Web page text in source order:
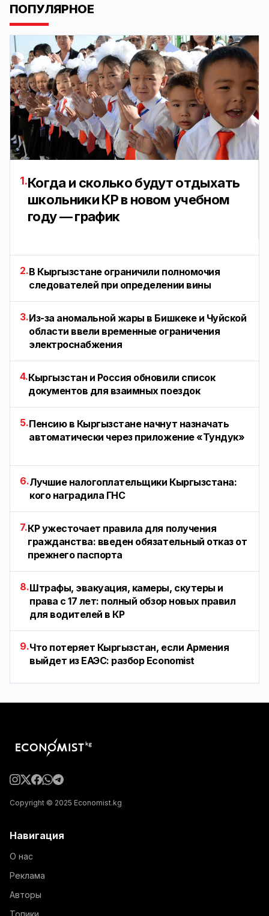
ПОПУЛЯРНОЕ
1.Когда и сколько будут отдыхать
школьники КР в новом учебном
году — график
2.В Кыргызстане ограничили полномочия
следователей при определении вины
3.Из-за аномальной жары в Бишкеке и Чуйской
области ввели временные ограничения
электроснабжения
4.Кыргызстан и Россия обновили список
документов для взаимных поездок
5.Пенсию в Кыргызстане начнут назначать
автоматически через приложение «Тундук»
6.Лучшие налогоплательщики Кыргызстана:
кого наградила ГНС
7.КР ужесточает правила для получения
гражданства: введен обязательный отказ от
прежнего паспорта
8.Штрафы, эвакуация, камеры, скутеры и
права с 17 лет: полный обзор новых правил
для водителей в КР
9.Что потеряет Кыргызстан, если Армения
выйдет из ЕАЭС: разбор Economist
Copyright © 2025 Economist.kg
Навигация
О нас
Реклама
Авторы